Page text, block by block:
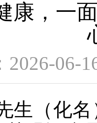
康，一
2026-06-
生（化